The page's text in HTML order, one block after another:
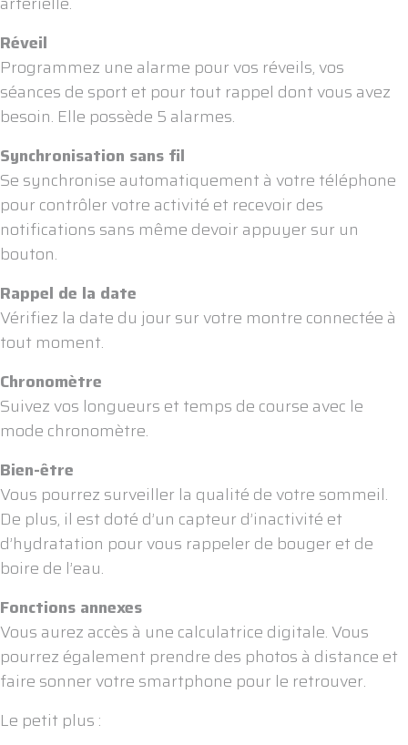
Réveil
Programmez une alarme pour vos réveils, vos
séances de sport et pour tout rappel dont vous avez
besoin. Elle possède 5 alarmes.
Synchronisation sans fil
Se synchronise automatiquement à votre téléphone
pour contrôler votre activité et recevoir des
notifications sans même devoir appuyer sur un
bouton.
Rappel de la date
Vérifiez la date du jour sur votre montre connectée à
tout moment.
Chronomètre
Suivez vos longueurs et temps de course avec le
mode chronomètre.
Bien-être
Vous pourrez surveiller la qualité de votre sommeil.
De plus, il est doté d’un capteur d’inactivité et
d’hydratation pour vous rappeler de bouger et de
boire de l’eau.
Fonctions annexes
Vous aurez accès à une calculatrice digitale. Vous
pourrez également prendre des photos à distance et
faire sonner votre smartphone pour le retrouver.
Le petit plus :